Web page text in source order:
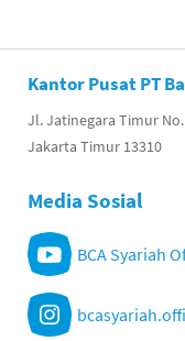
Kantor Pusat PT
Jl. Jatinegara Timur
Jakarta Timur 13310
Media Sosial
BCA Syariah